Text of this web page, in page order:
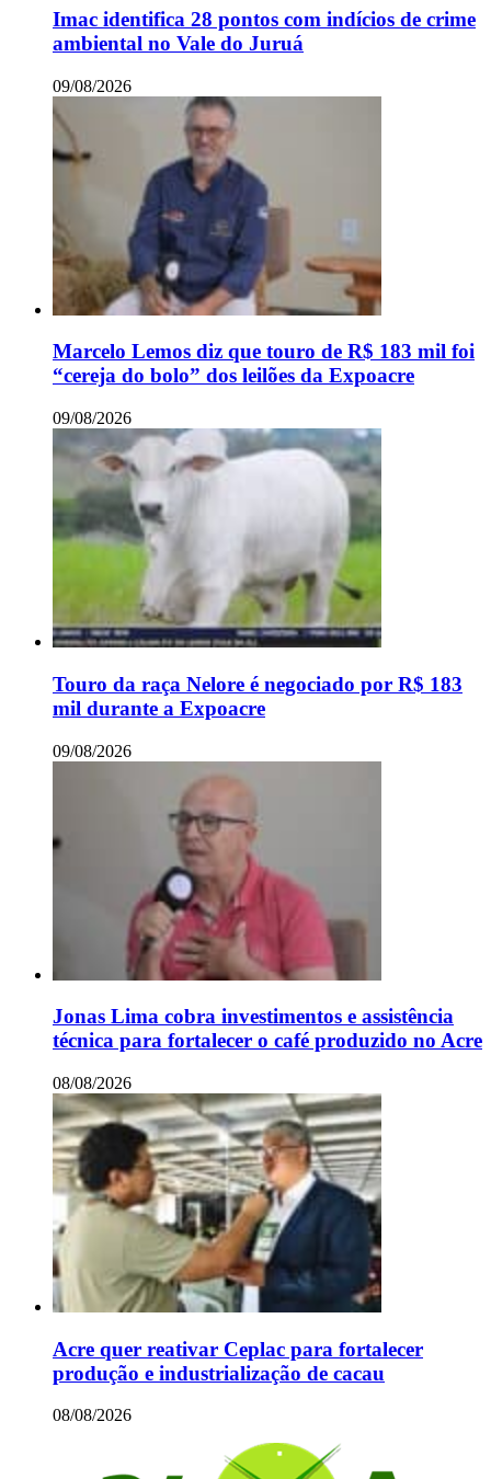
Imac identifica 28 pontos com indícios de crime
ambiental no Vale do Juruá
09/08/2026
Marcelo Lemos diz que touro de R$ 183 mil foi
“cereja do bolo” dos leilões da Expoacre
09/08/2026
Touro da raça Nelore é negociado por R$ 183
mil durante a Expoacre
09/08/2026
Jonas Lima cobra investimentos e assistência
técnica para fortalecer o café produzido no Acre
08/08/2026
Acre quer reativar Ceplac para fortalecer
produção e industrialização de cacau
08/08/2026